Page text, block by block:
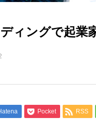
ィングで起
Pocket RSS